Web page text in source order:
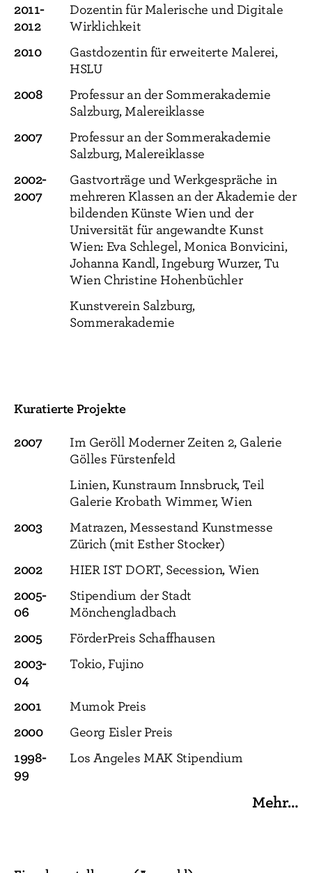
2011-
2012
Dozentin für Malerische und Digitale
Wirklichkeit
2010
Gastdozentin für erweiterte Malerei,
HSLU
2008
Professur an der Sommerakademie
Salzburg, Malereiklasse
2007
Professur an der Sommerakademie
Salzburg, Malereiklasse
2002-
2007
Gastvorträge und Werkgespräche in
mehreren Klassen an der Akademie der
bildenden Künste Wien und der
Universität für angewandte Kunst
Wien: Eva Schlegel, Monica Bonvicini,
Johanna Kandl, Ingeburg Wurzer, Tu
Wien Christine Hohenbüchler
Kunstverein Salzburg,
Sommerakademie
Kuratierte Projekte
2007
Im Geröll Moderner Zeiten 2, Galerie
Gölles Fürstenfeld
Linien, Kunstraum Innsbruck, Teil
Galerie Krobath Wimmer, Wien
2003
Matrazen, Messestand Kunstmesse
Zürich (mit Esther Stocker)
2002 HIER IST DORT, Secession, Wien
2005-
06
Stipendium der Stadt
Mönchengladbach
2005 FörderPreis Schaffhausen
2003-
04
Tokio, Fujino
2001 Mumok Preis
2000 Georg Eisler Preis
1998-
99
Los Angeles MAK Stipendium
Mehr…